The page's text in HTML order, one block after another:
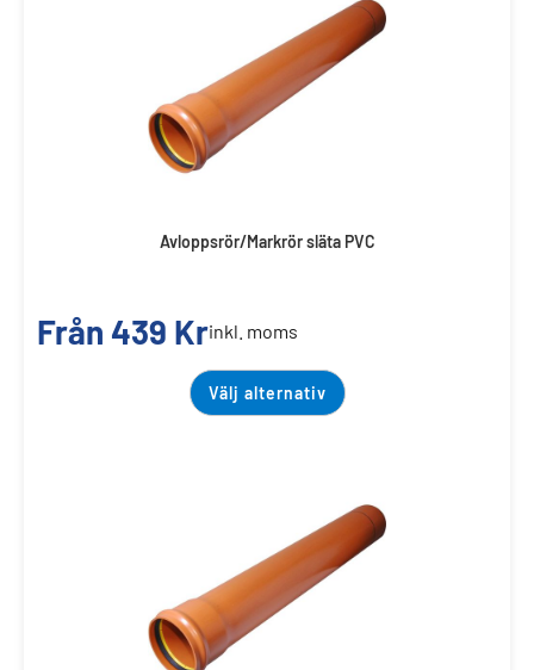
Avloppsrör/Markrör släta PVC
Från 439 Krinkl. moms
Välj alternativ